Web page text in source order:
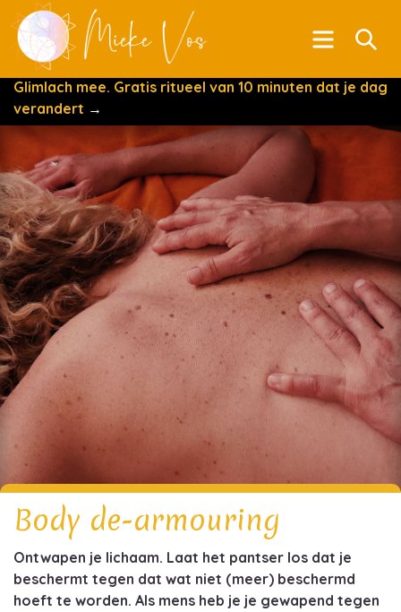
Menu
Glimlach mee. Gratis ritueel van 10 minuten dat je dag
verandert →
Body de-armouring
Ontwapen je lichaam. Laat het pantser los dat je
beschermt tegen dat wat niet (meer) beschermd
hoeft te worden. Als mens heb je je gewapend tegen